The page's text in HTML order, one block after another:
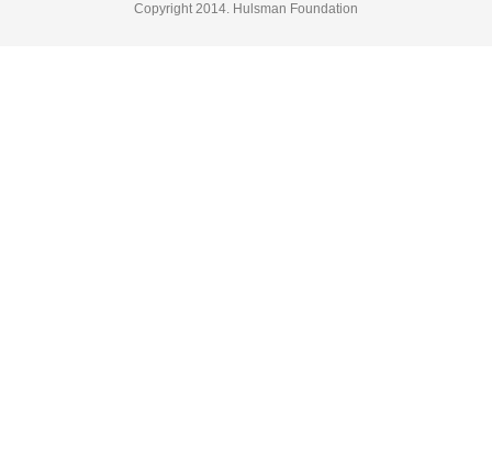
Copyright 2014. Hulsman Foundation